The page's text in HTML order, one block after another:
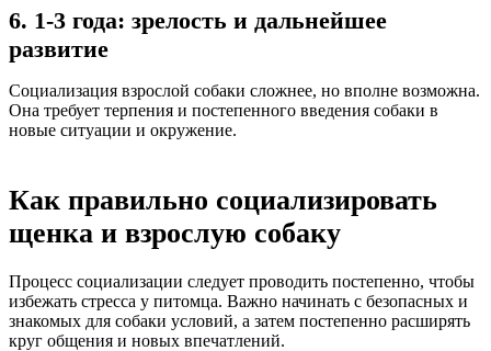
6. 1-3 года: зрелость и дальнейшее
развитие
Социализация взрослой собаки сложнее, но вполне возможна.
Она требует терпения и постепенного введения собаки в
новые ситуации и окружение.
Как правильно социализировать
щенка и взрослую собаку
Процесс социализации следует проводить постепенно, чтобы
избежать стресса у питомца. Важно начинать с безопасных и
знакомых для собаки условий, а затем постепенно расширять
круг общения и новых впечатлений.